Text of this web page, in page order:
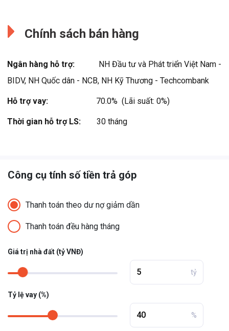
Chính sách bán hàng
Ngân hàng hỗ trợ:
NH Đầu tư và Phát triển Việt Nam -
BIDV, NH Quốc dân - NCB, NH Kỹ Thương - Techcombank
Hỗ trợ vay: 70.0%  (Lãi suất: 0%)
Thời gian hỗ trợ LS: 30 tháng
Công cụ tính số tiền trả góp
Thanh toán theo dư nợ giảm dần
Thanh toán đều hàng tháng
Giá trị nhà đất (tỷ VNĐ)
tỷ
Tỷ lệ vay (%)
%